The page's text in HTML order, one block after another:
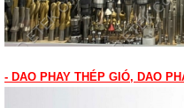
- DAO PHAY THÉP GIÓ, DAO